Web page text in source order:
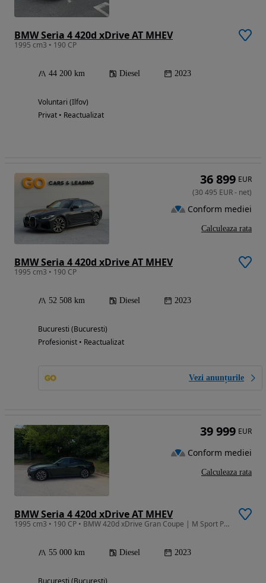
BMW Seria 4 420d xDrive AT MHEV
1995 cm3 • 190 CP
44 200 km Diesel 2023
Voluntari (Ilfov)
Privat • Reactualizat
BMW Seria 4 420d xDrive AT MHEV
1995 cm3 • 190 CP
52 508 km Diesel 2023
Bucuresti (Bucuresti)
Profesionist • Reactualizat
Vezi anunțurile
36 899 EUR
(30 495 EUR- net)
Conform mediei
Calculeaza rata
BMW Seria 4 420d xDrive AT MHEV
1995 cm3 • 190 CP • BMW 420d xDrive Gran Coupe | M Sport Pro | Camere 360°
55 000 km Diesel 2023
Bucuresti (Bucuresti)
39 999 EUR
Conform mediei
Calculeaza rata